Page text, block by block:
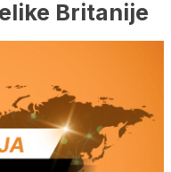
Britanije